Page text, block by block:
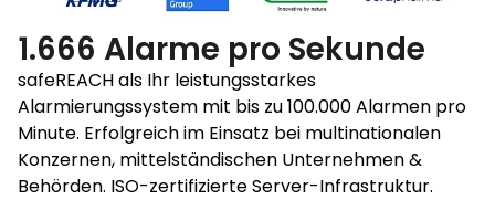
1.666 Alarme pro Sekunde
safeREACH als Ihr leistungsstarkes
Alarmierungssystem mit bis zu 100.000 Alarmen pro
Minute. Erfolgreich im Einsatz bei multinationalen
Konzernen, mittelständischen Unternehmen &
Behörden. ISO-zertifizierte Server-Infrastruktur.